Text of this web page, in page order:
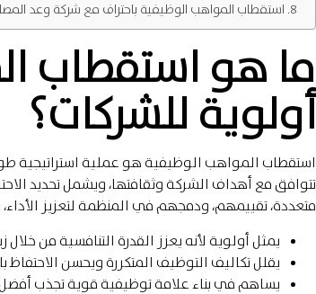
استقطاب المواهب الوظيفية باحتراف مع شركة وعد
ما هو استقطاب
أولوية للشركات؟
استقطاب المواهب الوظيفية هو عملية استراتيجية
تتوافق مع أهداف الشركة وثقافتها، ويشمل تحديد
متعددة، تقييمهم، ودمجهم في المنظمة لتعزيز
يمثل أولوية لأنه يعزز القدرة التنافسية من
يقلل تكاليف التوظيف المتكررة ويحسن
يساهم في بناء علامة توظيفية قوية تجذب أفضل